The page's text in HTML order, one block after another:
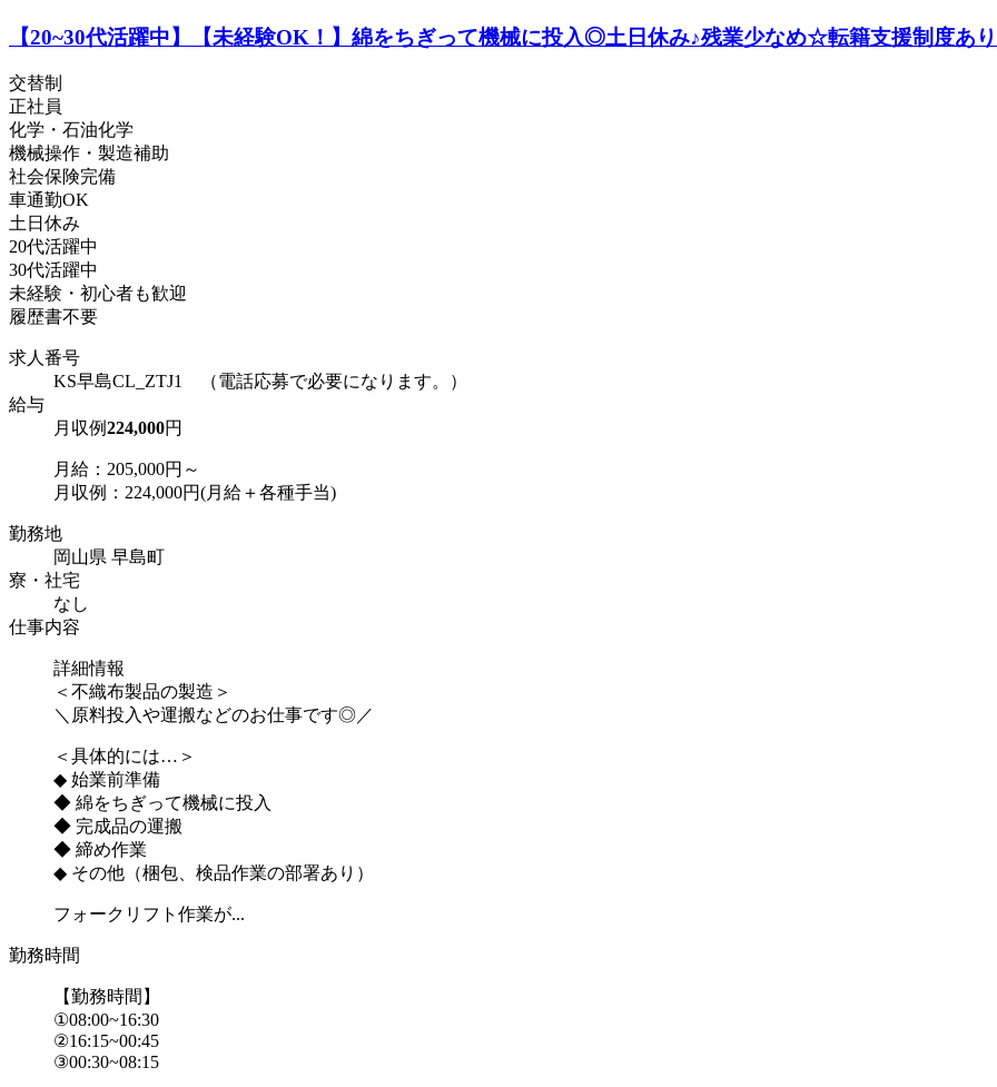
【20~30代活躍中】【未経験OK！】綿をちぎって機械に投入◎土日休み♪残業少なめ☆転籍支援制度あり
交替制
正社員
化学・石油化学
機械操作・製造補助
社会保険完備
車通勤OK
土日休み
20代活躍中
30代活躍中
未経験・初心者も歓迎
履歴書不要
求人番号
KS早島CL_ZTJ1 （電話応募で必要になります。）
給与
月収例224,000円
月給：205,000円～
月収例：224,000円(月給＋各種手当)
勤務地
岡山県 早島町
寮・社宅
なし
仕事内容
詳細情報
＜不織布製品の製造＞
＼原料投入や運搬などのお仕事です◎／
＜具体的には…＞
◆ 始業前準備
◆ 綿をちぎって機械に投入
◆ 完成品の運搬
◆ 締め作業
◆ その他（梱包、検品作業の部署あり）
フォークリフト作業が...
勤務時間
【勤務時間】
①08:00~16:30
②16:15~00:45
③00:30~08:15